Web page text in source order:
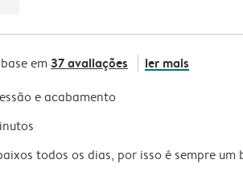
em 37 avaliações ler mais
e acabamento
todos os dias, por isso é sempre